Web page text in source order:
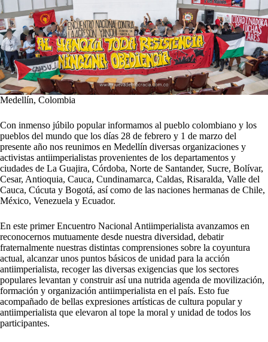
Medellín, Colombia
Con inmenso júbilo popular informamos al pueblo colombiano y los
pueblos del mundo que los días 28 de febrero y 1 de marzo del
presente año nos reunimos en Medellín diversas organizaciones y
activistas antiimperialistas provenientes de los departamentos y
ciudades de La Guajira, Córdoba, Norte de Santander, Sucre, Bolívar,
Cesar, Antioquia, Cauca, Cundinamarca, Caldas, Risaralda, Valle del
Cauca, Cúcuta y Bogotá, así como de las naciones hermanas de Chile,
México, Venezuela y Ecuador.
En este primer Encuentro Nacional Antiimperialista avanzamos en
reconocernos mutuamente desde nuestra diversidad, debatir
fraternalmente nuestras distintas comprensiones sobre la coyuntura
actual, alcanzar unos puntos básicos de unidad para la acción
antiimperialista, recoger las diversas exigencias que los sectores
populares levantan y construir así una nutrida agenda de movilización,
formación y organización antiimperialista en el país. Esto fue
acompañado de bellas expresiones artísticas de cultura popular y
antiimperialista que elevaron al tope la moral y unidad de todos los
participantes.